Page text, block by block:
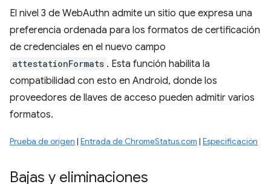
El nivel 3 de WebAuthn admite un sitio que expresa una
preferencia ordenada para los formatos de certificación
de credenciales en el nuevo campo
attestationFormats . Esta función habilita la
compatibilidad con esto en Android, donde los
proveedores de llaves de acceso pueden admitir varios
formatos.
Prueba de origen | Entrada de ChromeStatus.com | Especificación
Bajas y eliminaciones